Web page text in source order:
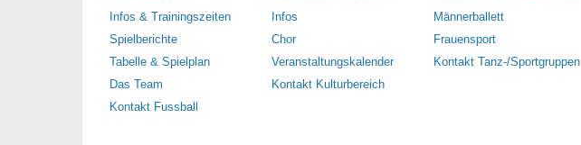
Infos & Trainingszeiten
Spielberichte
Tabelle & Spielplan
Das Team
Kontakt Fussball
Infos
Chor
Veranstaltungskalender
Kontakt Kulturbereich
Männerballett
Frauensport
Kontakt Tanz-/Sportgruppen